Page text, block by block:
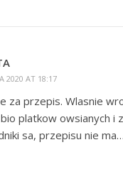
2020 AT 18:17
za przepis. Wlasnie
platkow owsianych i
sa, przepisu nie